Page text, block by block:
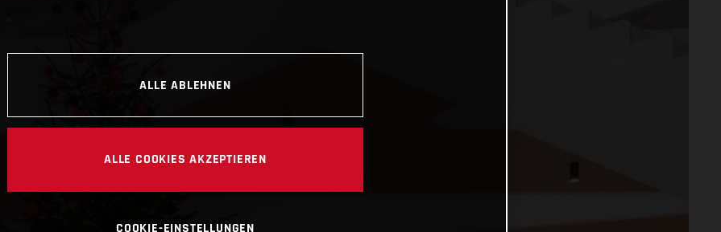
ALLE ABLEHNEN
ALLE COOKIES AKZEPTIEREN
COOKIE-EINSTELLUNGEN